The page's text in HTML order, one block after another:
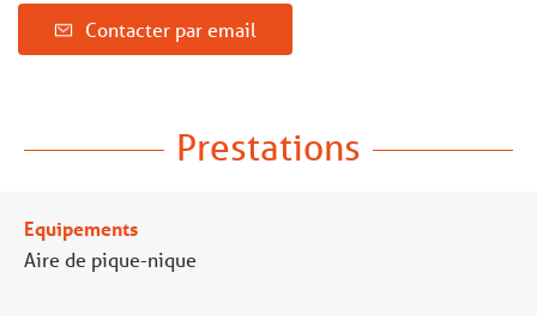
Contacter par email
Prestations
Equipements
Aire de pique-nique